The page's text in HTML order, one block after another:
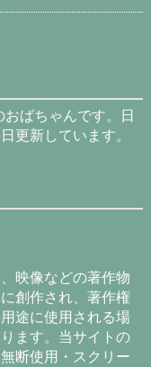
ばちゃんです。日
更新しています。
映像などの著作物
創作され、著作権
途に使用される場
ます。当サイトの
断使用・スクリー